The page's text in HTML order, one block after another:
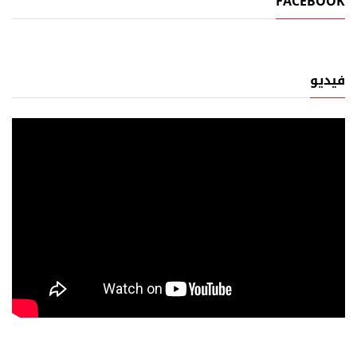
فيديو